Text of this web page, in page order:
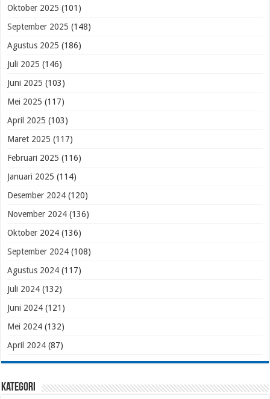
Oktober 2025 (101)
September 2025 (148)
Agustus 2025 (186)
Juli 2025 (146)
Juni 2025 (103)
Mei 2025 (117)
April 2025 (103)
Maret 2025 (117)
Februari 2025 (116)
Januari 2025 (114)
Desember 2024 (120)
November 2024 (136)
Oktober 2024 (136)
September 2024 (108)
Agustus 2024 (117)
Juli 2024 (132)
Juni 2024 (121)
Mei 2024 (132)
April 2024 (87)
Kategori